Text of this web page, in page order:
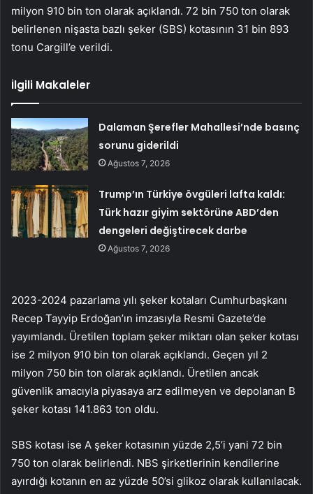
milyon 910 bin ton olarak açıklandı. 72 bin 750 ton olarak
belirlenen nişasta bazlı şeker (SBS) kotasının 31 bin 893
tonu Cargill’e verildi.
İlgili Makaleler
Dalaman Şerefler Mahallesi’nde basınç
sorunu giderildi
Ağustos 7, 2026
Trump’ın Türkiye övgüleri lafta kaldı:
Türk hazır giyim sektörüne ABD’den
dengeleri değiştirecek darbe
Ağustos 7, 2026
2023-2024 pazarlama yılı şeker kotaları Cumhurbaşkanı
Recep Tayyip Erdoğan’ın imzasıyla Resmi Gazete’de
yayımlandı. Üretilen toplam şeker miktarı olan şeker kotası
ise 2 milyon 910 bin ton olarak açıklandı. Geçen yıl 2
milyon 750 bin ton olarak açıklandı. Üretilen ancak
güvenlik amacıyla piyasaya arz edilmeyen ve depolanan B
şeker kotası 141.863 ton oldu.
SBS kotası ise A şeker kotasının yüzde 2,5’i yani 72 bin
750 ton olarak belirlendi. NBS şirketlerinin kendilerine
ayırdığı kotanın en az yüzde 50’si glikoz olarak kullanılacak.